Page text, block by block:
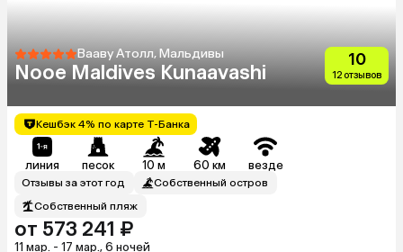
Вааву Атолл, Мальдивы
Nooe Maldives Kunaavashi
10
12 отзывов
Кешбэк 4% по карте Т-Банка
линия песок 10 м 60 км везде
Отзывы за этот год
Собственный остров
Собственный пляж
от 573 241 ₽
11 мар. - 17 мар., 6 ночей